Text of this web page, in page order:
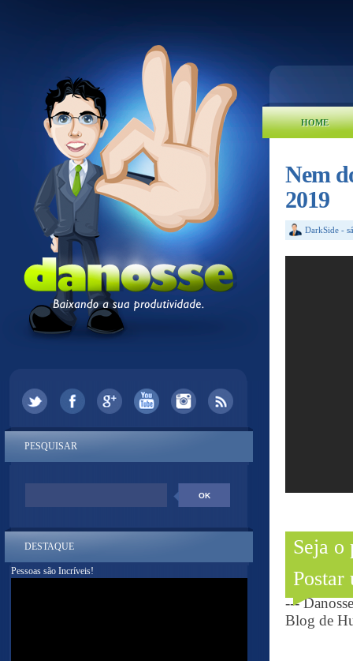
HOME
Nem
2019
DarkSide -
Seja o
Postar
---
Blog de
PESQUISAR
DESTAQUE
Pessoas são Incríveis!